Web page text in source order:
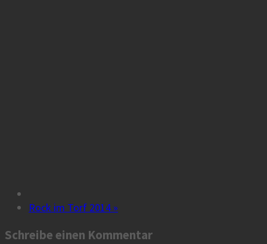
Rock im Torf 2014 »
Schreibe einen Kommentar